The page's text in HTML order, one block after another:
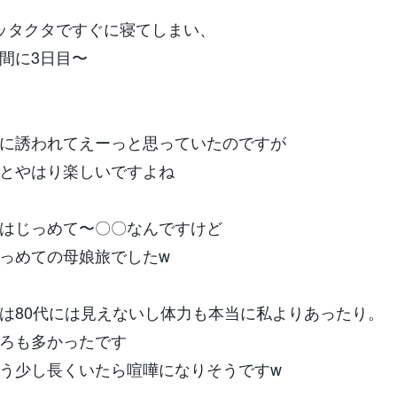
クタですぐに寝てしまい、
に3日目〜
誘われてえーっと思っていたのですが
やはり楽しいですよね
じっめて〜〇〇なんですけど
めての母娘旅でしたw
80代には見えないし体力も本当に私よりあったり。
も多かったです
少し長くいたら喧嘩になりそうですw